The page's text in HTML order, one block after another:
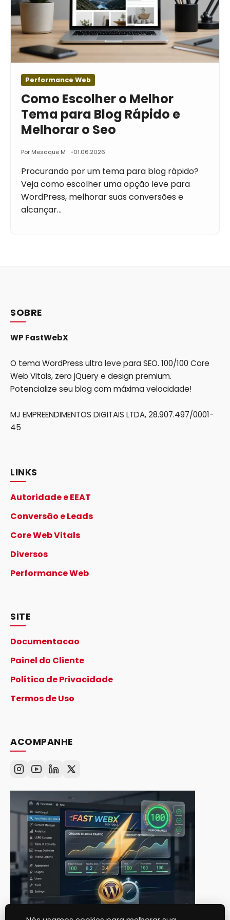
Performance Web
Como Escolher o Melhor
Tema para Blog Rápido e
Melhorar o Seo
Por Mesaque M 01.06.2026
Procurando por um tema para blog rápido?
Veja como escolher uma opção leve para
WordPress, melhorar suas conversões e
alcançar…
SOBRE
WP FastWebX
O tema WordPress ultra leve para SEO. 100/100 Core
Web Vitals, zero jQuery e design premium.
Potencialize seu blog com máxima velocidade!
MJ EMPREENDIMENTOS DIGITAIS LTDA, 28.907.497/0001-
45
LINKS
Autoridade e EEAT
Conversão e Leads
Core Web Vitals
Diversos
Performance Web
SITE
Documentacao
Painel do Cliente
Política de Privacidade
Termos de Uso
ACOMPANHE